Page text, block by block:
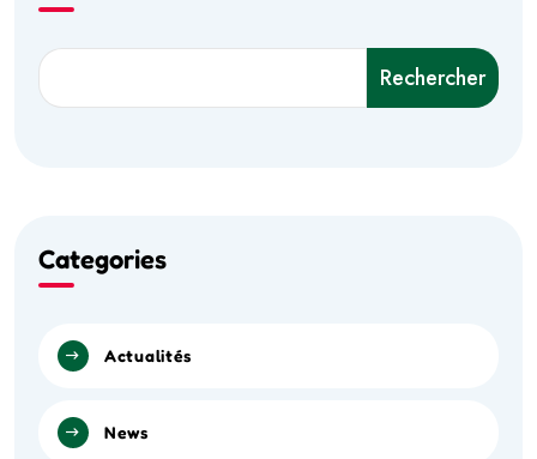
Rechercher
Categories
Actualités
News